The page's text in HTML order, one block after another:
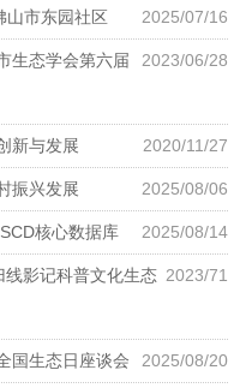
2025/07/16
山市东园社区
2023/06/28
生态学会第六届
2020/11/27
新与发展
2025/08/06
振兴发展
2025/08/14
核心数据库
2023/71
线影记科普文化生态
2025/08/20
国生态日座谈会